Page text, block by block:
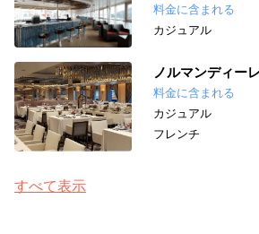
料金に含まれる
カジュアル
ノルマンディー
料金に含まれる
カジュアル
フレンチ
すべて表示